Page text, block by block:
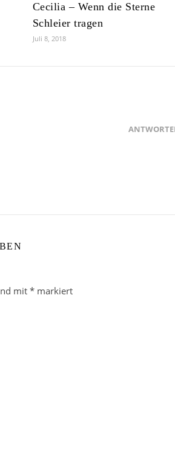
Cecilia – Wenn die Sterne
Schleier tragen
Juli 8, 2018
mit* markiert